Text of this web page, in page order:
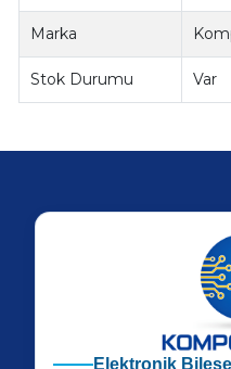
Marka
Stok Durumu Var
Elektronik